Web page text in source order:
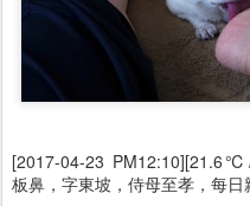
[2017-04-23
板鼻，字東坡，侍母至孝，每日